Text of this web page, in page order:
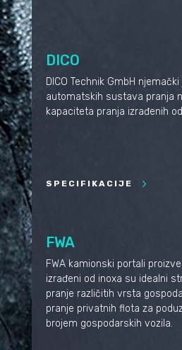
DICO
DICO Technik GmbH
automatskih sustava pranja
kapaciteta pranja izrađenih
SPECIFIKACIJE
FWA
FWA kamionski portali
izrađeni od inoxa su idealni
pranje različitih vrsta
pranje privatnih flota za
brojem gospodarskih vozila.